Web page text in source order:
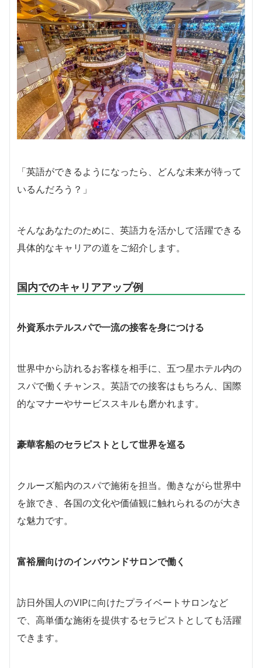
「英語ができるようになったら、どんな未来が待って
いるんだろう？」
そんなあなたのために、英語力を活かして活躍できる
具体的なキャリアの道をご紹介します。
国内でのキャリアアップ例
外資系ホテルスパで一流の接客を身につける
世界中から訪れるお客様を相手に、五つ星ホテル内の
スパで働くチャンス。英語での接客はもちろん、国際
的なマナーやサービススキルも磨かれます。
豪華客船のセラピストとして世界を巡る
クルーズ船内のスパで施術を担当。働きながら世界中
を旅でき、各国の文化や価値観に触れられるのが大き
な魅力です。
富裕層向けのインバウンドサロンで働く
訪日外国人のVIPに向けたプライベートサロンなど
で、高単価な施術を提供するセラピストとしても活躍
できます。